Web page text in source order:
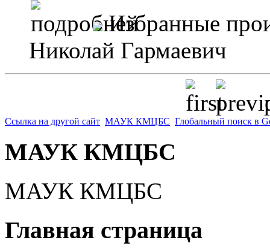
Избранные
Николай Гармаевич
Ссылка на другой сайт МАУК КМЦБС Глобальный поиск в
МАУК КМЦБС
МАУК КМЦБС
Главная страница